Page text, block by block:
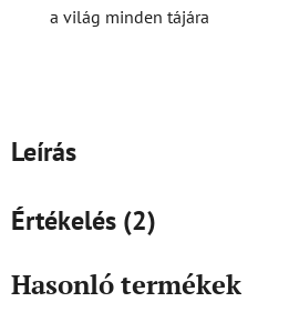
a világ minden tájára
Leírás
Értékelés (2)
Hasonló termékek